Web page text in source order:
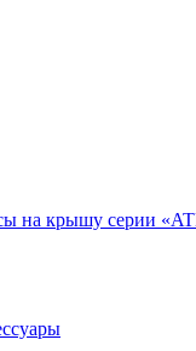
на крышу серии